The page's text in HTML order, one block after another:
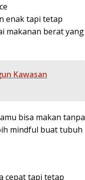
enak tapi tetap
makanan berat yang
Kawasan
bisa makan tanpa
mindful buat tubuh
cepat tapi tetap